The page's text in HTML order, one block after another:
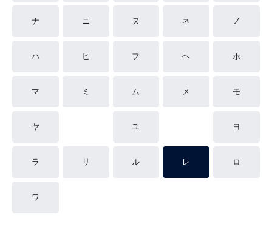
ナ ニ ヌ ネ ノ
ハ ヒ フ ヘ ホ
マ ミ ム メ モ
ヤ ユ ヨ
ラ リ ル レ ロ
ワ